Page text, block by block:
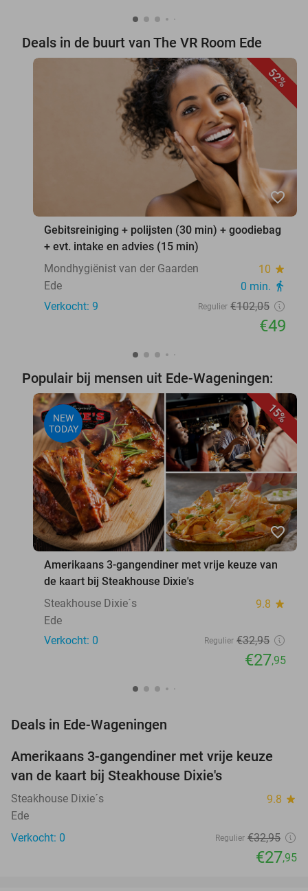
Deals in de buurt van The VR Room Ede
52%
favorite_border
Gebitsreiniging + polijsten (30 min) + goodiebag
+ evt. intake en advies (15 min)
Mondhygiënist van der Gaarden
10 star
Ede 0 min. directions_walk
Verkocht: 9 Regulier €102,05
€49
Populair bij mensen uit Ede-Wageningen:
15%
NEW
TODAY
favorite_border
Amerikaans 3-gangendiner met vrije keuze van
de kaart bij Steakhouse Dixie's
Steakhouse Dixie´s
9.8 star
Ede
Verkocht: 0
Regulier €32,95
€27,95
Deals in Ede-Wageningen
15%
TODAY
Amerikaans 3-gangendiner met vrije keuze
van de kaart bij Steakhouse Dixie's
Steakhouse Dixie´s 9.8 star
Ede
Verkocht: 0
Regulier €32,95
€27,95